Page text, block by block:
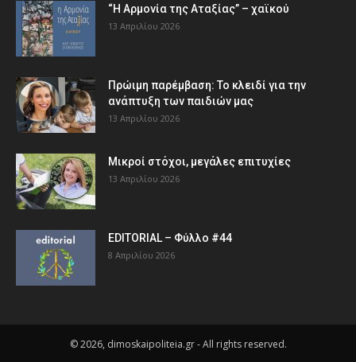
“Η Αρμονία της Αταξίας” – χαϊκού
13 Απριλίου 2026
Πρώιμη παρέμβαση: Το κλειδί για την
ανάπτυξη των παιδιών µας
13 Απριλίου 2026
Μικροί στόχοι, μεγάλες επιτυχίες
13 Απριλίου 2026
EDITORIAL – Φύλλο #44
8 Απριλίου 2026
© 2026, dimoskaipoliteia.gr - All rights reserved.